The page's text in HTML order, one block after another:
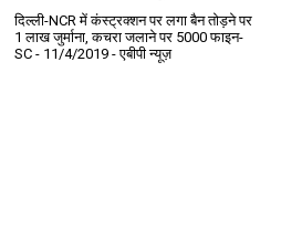
दिल्ली-NCR में कंस्ट्रक्शन पर लगा बैन तोड़ने पर
1 लाख जुर्माना, कचरा जलाने पर ₹5000 फाइन-
SC - 11/4/2019 - एबीपी न्यूज़